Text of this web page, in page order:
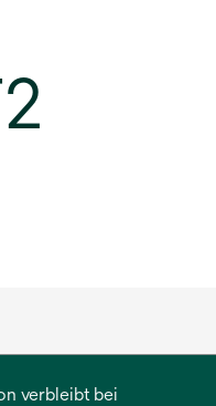
verbleibt bei